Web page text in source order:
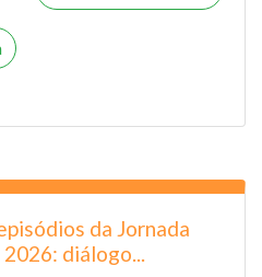
da Jornada
diálogo...